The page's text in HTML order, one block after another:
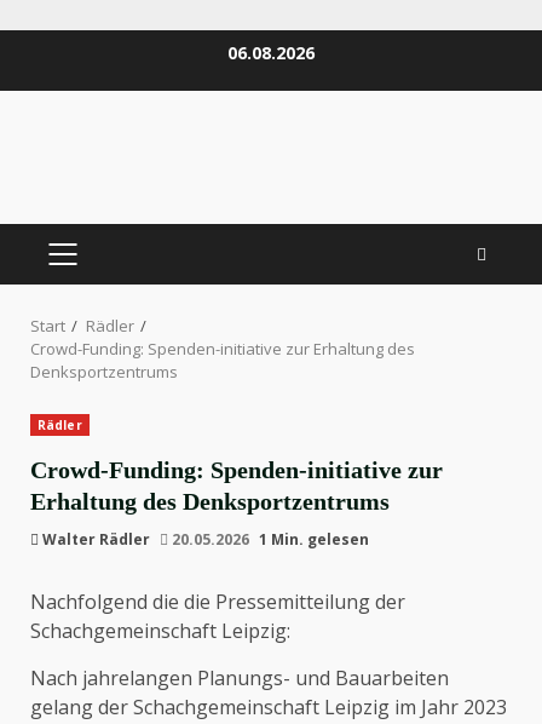
06.08.2026
PRIMÄRES
Start
Rädler
Crowd-Funding: Spenden-initiative zur Erhaltung des
Denksportzentrums
Rädler
Crowd-Funding: Spenden-initiative zur
Erhaltung des Denksportzentrums
Walter Rädler 20.05.2026 1 Min. gelesen
Nachfolgend die die Pressemitteilung der
Schachgemeinschaft Leipzig:
Nach jahrelangen Planungs- und Bauarbeiten
gelang der Schachgemeinschaft Leipzig im Jahr 2023